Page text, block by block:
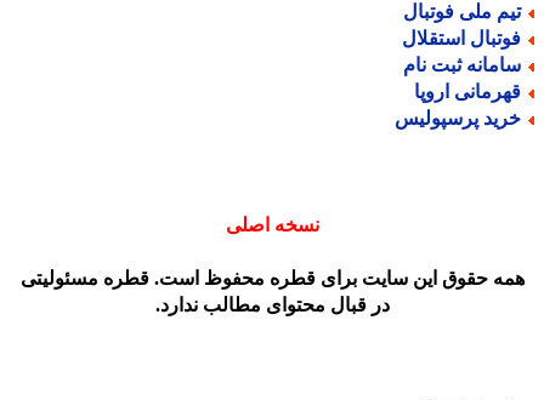
ملی فوتبال
استقلال
ثبت نام
اروپا
پرسپولیس
نسخه اصلی
حقوق این سایت برای قطره محفوظ است. قطره مسئولیتی
در قبال محتوای مطالب ندارد.